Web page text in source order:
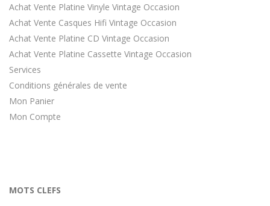
Achat Vente Platine Vinyle Vintage Occasion
Achat Vente Casques Hifi Vintage Occasion
Achat Vente Platine CD Vintage Occasion
Achat Vente Platine Cassette Vintage Occasion
Services
Conditions générales de vente
Mon Panier
Mon Compte
MOTS CLEFS